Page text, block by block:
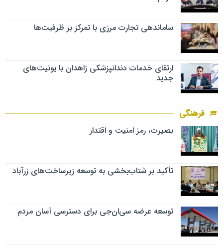
ساماندهی تجارت مرزی با تمرکز بر ظرفیت‌ها
ارتقای خدمات دندانپزشکی زاهدان با یونیت‌های
جدید
فرهنگی
بصیرت، رمز امنیت و اقتدار
تأکید بر شتاب‌بخشی به توسعه زیرساخت‌های زرآباد
توسعه عرضه سی‌ان‌جی برای دسترسی آسان مردم